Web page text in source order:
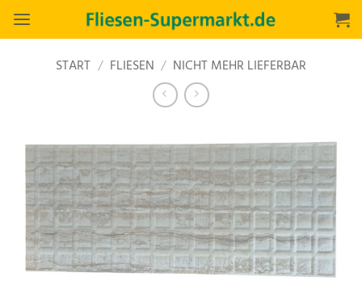
Zum
Inhalt
START / FLIESEN / NICHT MEHR LIEFERBAR